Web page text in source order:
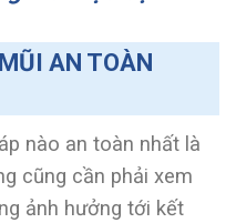
AN TOÀN
nào an toàn nhất là
cũng cần phải xem
ảnh hưởng tới kết